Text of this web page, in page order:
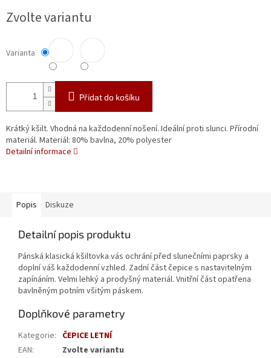
cena:
Zvolte variantu
Varianta
Přidat do košíku
Krátký kšilt. Vhodná na každodenní nošení. Ideální proti slunci. Přírodní
materiál. Materiál: 80% bavlna, 20% polyester
Detailní informace
Popis Diskuze
Detailní popis produktu
Pánská klasická kšiltovka vás ochrání před slunečními paprsky a
doplní váš každodenní vzhled. Zadní část čepice s nastavitelným
zapínáním. Velmi lehký a prodyšný materiál. Vnitřní část opatřena
bavlněným potním všitým páskem.
Doplňkové parametry
Kategorie: ČEPICE LETNÍ
EAN:
Zvolte variantu